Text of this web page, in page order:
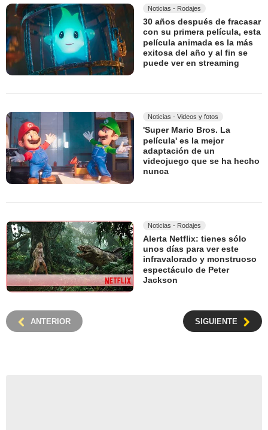
Noticias - Rodajes
30 años después de fracasar
con su primera película, esta
película animada es la más
exitosa del año y al fin se
puede ver en streaming
Noticias - Videos y fotos
'Super Mario Bros. La
película' es la mejor
adaptación de un
videojuego que se ha hecho
nunca
Noticias - Rodajes
Alerta Netflix: tienes sólo
unos días para ver este
infravalorado y monstruoso
espectáculo de Peter
Jackson
ANTERIOR SIGUIENTE